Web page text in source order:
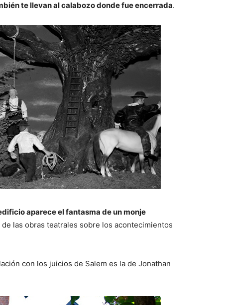
te llevan al calabozo donde fue encerrada.
aparece el fantasma de un monje
las obras teatrales sobre los acontecimientos
con los juicios de Salem es la de Jonathan